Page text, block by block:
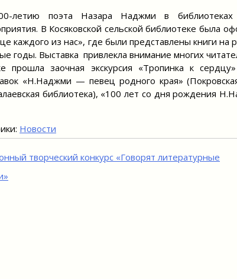
летию поэта Назара Наджми в
В Косяковской сельской библиотеке была
каждого из нас», где были представлены книги на
годы. Выставка привлекла внимание многих
прошла заочная экскурсия «Тропинка к
«Н.Наджми — певец родного края»
библиотека), «100 лет со дня рождения
Новости
творческий конкурс «Говорят литературные